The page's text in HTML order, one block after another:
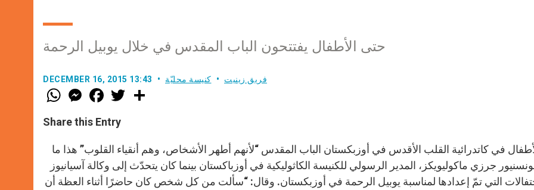
حتى الأطفال يفتتحون الباب المقدس في خلال يوبيل الرحمة
DECEMBER 16, 2015 13:43 فريق زينيت كنيسة محليّة
W
h
t
s
p
p
M
e
s
e
g
e
r
F
a
e
b
o
k
w
r
Share this Entry
في كاتدرائية القلب الأقدس في أوزبكستان الباب المقدس “لأنهم أطهر الأشخاص، وهم أنقياء القلوب” هذا ما
جرزي ماكوليويكز، المدير الرسولي للكنيسة الكاثوليكية في أوزباكستان بينما كان يتحدّث إلى وكالة آسيانيوز
التي تمّ إعدادها لمناسبة يوبيل الرحمة في أوزبكستان. وقال: “سألت من كل شخص كان حاضرًا أثناء العظة أن